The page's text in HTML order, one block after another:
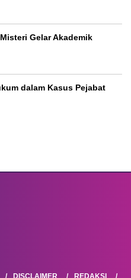
Gelar Akademik
dalam Kasus Pejabat
DISCLAIMER REDAKSI